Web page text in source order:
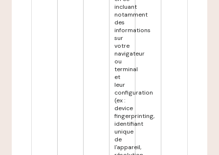
incluant
notamment
des
informations
sur
votre
navigateur
ou
terminal
et
leur
configuration
(ex :
device
fingerprinting,
identifiant
unique
de
l'appareil,